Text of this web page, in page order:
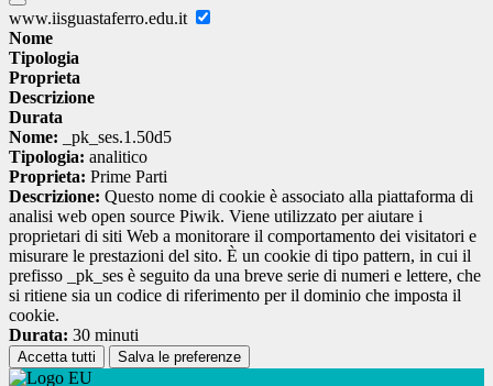
www.iisguastaferro.edu.it
Nome
Tipologia
Proprieta
Descrizione
Durata
Nome: _pk_ses.1.50d5
Tipologia: analitico
Proprieta: Prime Parti
Descrizione: Questo nome di cookie è associato alla piattaforma di
analisi web open source Piwik. Viene utilizzato per aiutare i
proprietari di siti Web a monitorare il comportamento dei visitatori e
misurare le prestazioni del sito. È un cookie di tipo pattern, in cui il
prefisso _pk_ses è seguito da una breve serie di numeri e lettere, che
si ritiene sia un codice di riferimento per il dominio che imposta il
cookie.
Durata: 30 minuti
Accetta tutti Salva le preferenze